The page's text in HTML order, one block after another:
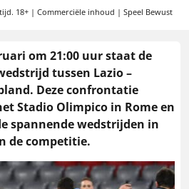
18+ | Commerciële inhoud | Speel Bewust
om 21:00 uur staat de
tussen Lazio –
Deze confrontatie
Stadio Olimpico in Rome en
spannende wedstrijden in
de competitie.